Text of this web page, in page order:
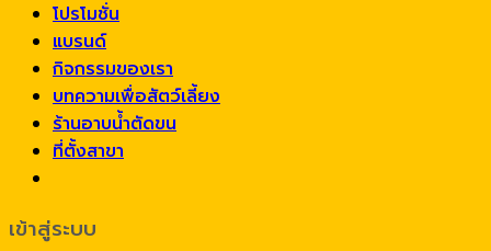
โปรโมชั่น
แบรนด์
กิจกรรมของเรา
บทความเพื่อสัตว์เลี้ยง
ร้านอาบน้ำตัดขน
ที่ตั้งสาขา
เข้าสู่ระบบ